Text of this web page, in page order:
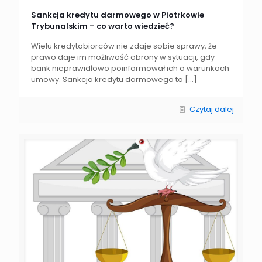
Sankcja kredytu darmowego w Piotrkowie
Trybunalskim – co warto wiedzieć?
Wielu kredytobiorców nie zdaje sobie sprawy, że
prawo daje im możliwość obrony w sytuacji, gdy
bank nieprawidłowo poinformował ich o warunkach
umowy. Sankcja kredytu darmowego to […]
Czytaj dalej